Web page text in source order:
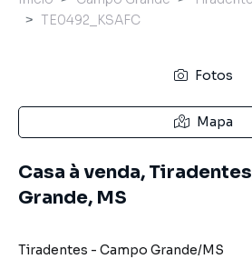
TE0492_KSAFC
Fotos
Mapa
Casa à venda,
Grande, MS
Tiradentes - Campo Grande/MS